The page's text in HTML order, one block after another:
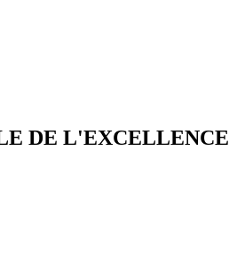
DE L'EXCELLENCE